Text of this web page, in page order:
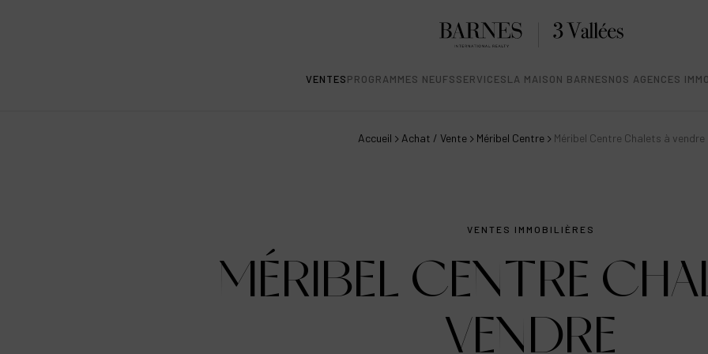
VENTESPROGRAMMES NEUFSSERVICESLA MAISON BARNESNOS AGENCES
Accueil Achat / Vente Méribel Centre Méribel Centre Chalets à vendre
VENTES IMMOBILIÈRES
MÉRIBEL CENTRE
VENDRE